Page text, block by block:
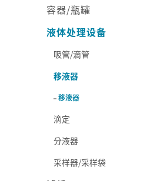
容器/瓶罐
液体处理设备
吸管/滴管
移液器
移液器
滴定
分液器
采样器/采样袋